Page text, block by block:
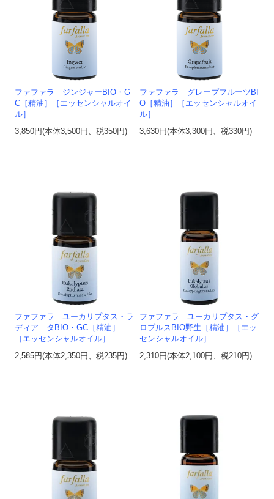
ファファラ ジンジャーBIO・G
C［精油］［エッセンシャルオイ
ル］
3,850円(本体3,500円、税350円)
ファファラ グレープフルーツBI
O［精油］［エッセンシャルオイ
ル］
3,630円(本体3,300円、税330円)
ファファラ ユーカリプタス・ラ
ディア―タBIO・GC［精油］
［エッセンシャルオイル］
2,585円(本体2,350円、税235円)
ファファラ ユーカリプタス・グ
ロブルスBIO野生［精油］［エッ
センシャルオイル］
2,310円(本体2,100円、税210円)